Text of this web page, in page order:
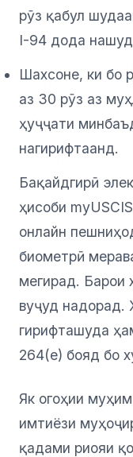
рӯз қабул
I-94 дода
Шахсоне, ки бо
аз 30 рӯз аз
ҳуҷҷати
нагирифтаанд.
Бақайдгирӣ
ҳисоби
онлайн
биометрӣ
мегирад. Барои
вуҷуд надорад.
гирифташуда
264(e) бояд бо
Як огоҳии
имтиёзи
қадами риояи